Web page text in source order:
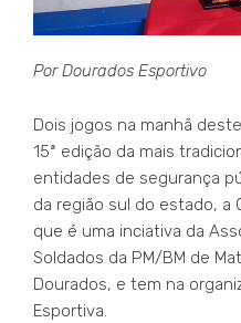
Por Dourados Esportivo
Dois jogos na manhã
15ª edição da mais
entidades de segurança
da região sul do estado, a
que é uma inciativa da
Soldados da PM/BM de
Dourados, e tem na
Esportiva.